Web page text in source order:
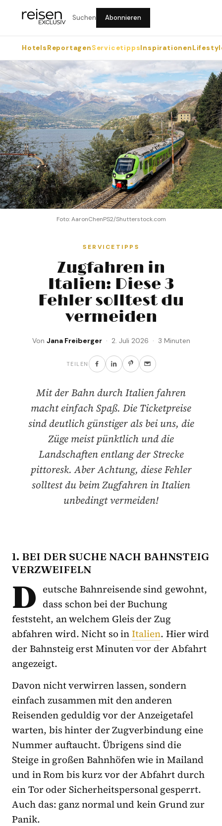
Suchen Abonnieren
HotelsReportagenServicetippsInspirationen
Foto: AaronChenPS2/Shutterstock.com
SERVICETIPPS
Zugfahren in
Italien: Diese 3
Fehler solltest du
vermeiden
Von Jana Freiberger· 2. Juli 2026 · 3 Minuten
TEILEN
Mit der Bahn durch Italien fahren
macht einfach Spaß. Die Ticketpreise
sind deutlich günstiger als bei uns, die
Züge meist pünktlich und die
Landschaften entlang der Strecke
pittoresk. Aber Achtung, diese Fehler
solltest du beim Zugfahren in Italien
unbedingt vermeiden!
1. BEI DER SUCHE NACH BAHNSTEIG
VERZWEIFELN
D eutsche Bahnreisende sind gewohnt,
dass schon bei der Buchung
feststeht, an welchem Gleis der Zug
abfahren wird. Nicht so inItalien. Hier wird
der Bahnsteig erst Minuten vor der Abfahrt
angezeigt.
Davon nicht verwirren lassen, sondern
einfach zusammen mit den anderen
Reisenden geduldig vor der Anzeigetafel
warten, bis hinter der Zugverbindung eine
Nummer auftaucht. Übrigens sind die
Steige in großen Bahnhöfen wie in Mailand
und in Rom bis kurz vor der Abfahrt durch
ein Tor oder Sicherheitspersonal gesperrt.
Auch das: ganz normal und kein Grund zur
Panik.